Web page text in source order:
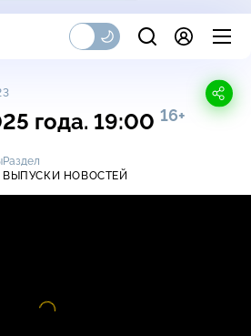
года. 19:00 16+
Раздел
ВЫПУСКИ НОВОСТЕЙ
Видео